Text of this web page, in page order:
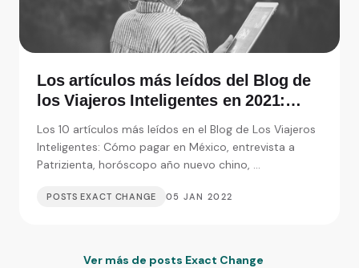
Los artículos más leídos del Blog de
los Viajeros Inteligentes en 2021:
extranjeras
Los 10 artículos más leídos en el Blog de Los Viajeros
Inteligentes: Cómo pagar en México, entrevista a
Patrizienta, horóscopo año nuevo chino, ...
POSTS EXACT CHANGE 05 JAN 2022
Ver más de posts Exact Change